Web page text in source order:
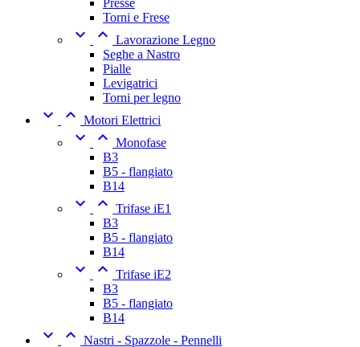
Torni e Frese
  Lavorazione Legno
Seghe a Nastro
Pialle
Levigatrici
Torni per legno
  Motori Elettrici
  Monofase
B3
B5 - flangiato
B14
  Trifase iE1
B3
B5 - flangiato
B14
  Trifase iE2
B3
B5 - flangiato
B14
  Nastri - Spazzole - Pennelli